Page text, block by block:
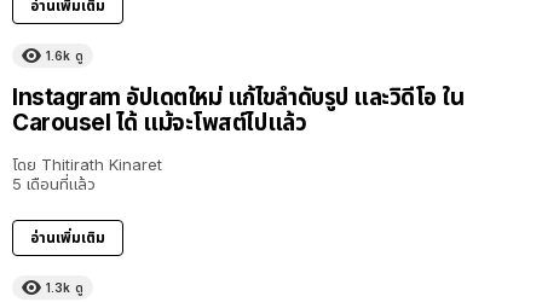
อ่านเพิ่มเติม
1.6k ดู
Instagram อัปเดตใหม่ แก้ไขลำดับรูป และวิดีโอ ใน
Carousel ได้ แม้จะโพสต์ไปแล้ว
โดย Thitirath Kinaret
5 เดือนที่แล้ว
อ่านเพิ่มเติม
1.3k ดู